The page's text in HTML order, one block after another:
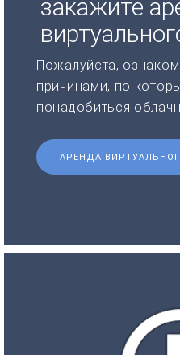
закажите
Пожалуйста,
причинами, по
понадобиться
АРЕНДА